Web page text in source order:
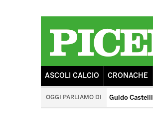
ASCOLI CALCIO CRONACHE
OGGI PARLIAMO DI Guido Castelli